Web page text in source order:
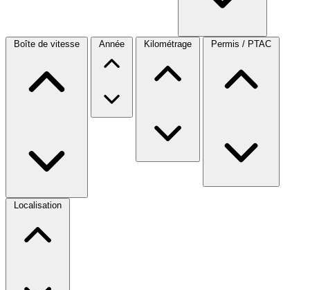
Boîte de vitesse Année Kilométrage Permis / PTAC
Localisation